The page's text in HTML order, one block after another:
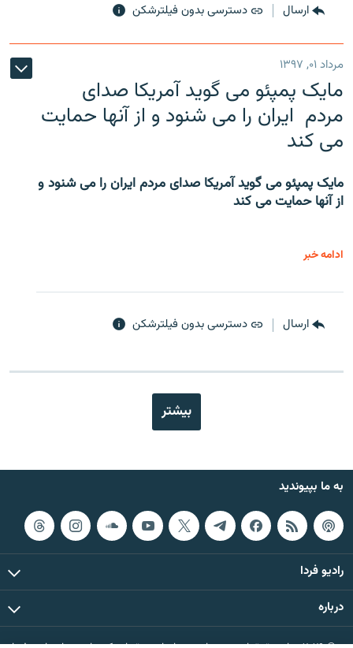
ارسال دسترسی بدون فیلترشکن
مرداد ۰۱, ۱۳۹۷
مایک پمپئو می گوید آمریکا صدای
مردم ایران را می شنود و از آنها حمایت
می کند
مایک پمپئو می گوید آمریکا صدای مردم ایران را می شنود و
از آنها حمایت می کند
ادامه خبر
ارسال دسترسی بدون فیلترشکن
بیشتر
به ما بپیوندید
رادیو فردا
درباره